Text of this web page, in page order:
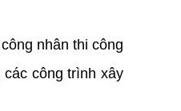
nhân thi công
công trình xây